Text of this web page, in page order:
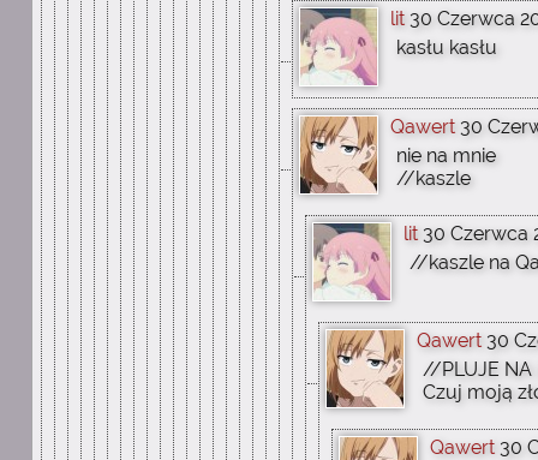
lit 30 Czerwca
kasłu kasłu
Qawert 30
nie na mnie
//kaszle
lit 30 Czerwca
//kaszle na
Qawert 30
//PLUJE NA
Czuj moją
Qawert 30